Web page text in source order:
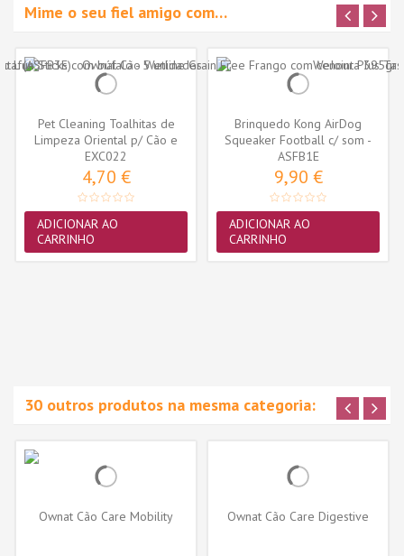
Mime o seu fiel amigo com…
Pet Cleaning Toalhitas de
Limpeza Oriental p/ Cão e
Gato...
EXC022
4,70 €
ADICIONAR AO
CARRINHO
Brinquedo Kong AirDog
Squeaker Football c/ som -
Large...
ASFB1E
9,90 €
ADICIONAR AO
CARRINHO
30 outros produtos na mesma categoria:
Ownat Cão Care Mobility Ownat Cão Care Digestive